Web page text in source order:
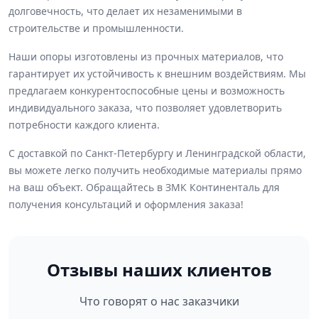
долговечность, что делает их незаменимыми в
строительстве и промышленности.
Наши опоры изготовлены из прочных материалов, что
гарантирует их устойчивость к внешним воздействиям. Мы
предлагаем конкурентоспособные цены и возможность
индивидуального заказа, что позволяет удовлетворить
потребности каждого клиента.
С доставкой по Санкт-Петербургу и Ленинградской области,
вы можете легко получить необходимые материалы прямо
на ваш объект. Обращайтесь в ЗМК Континенталь для
получения консультаций и оформления заказа!
Отзывы наших клиентов
Что говорят о нас заказчики